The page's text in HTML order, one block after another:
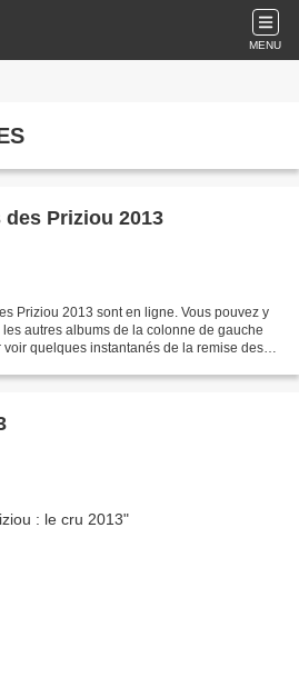
MENU
Priziou 2013
Priziou 2013 sont en ligne. Vous pouvez y
autres albums de la colonne de gauche
quelques instantanés de la remise des